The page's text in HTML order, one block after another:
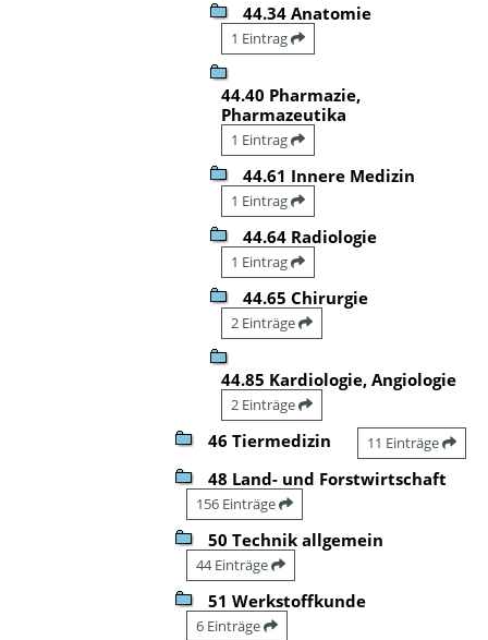
44.34 Anatomie
1 Eintrag
44.40 Pharmazie,
Pharmazeutika
1 Eintrag
44.61 Innere Medizin
1 Eintrag
44.64 Radiologie
1 Eintrag
44.65 Chirurgie
2 Einträge
44.85 Kardiologie, Angiologie
2 Einträge
46 Tiermedizin 11 Einträge
48 Land- und Forstwirtschaft
156 Einträge
50 Technik allgemein
44 Einträge
51 Werkstoffkunde
6 Einträge